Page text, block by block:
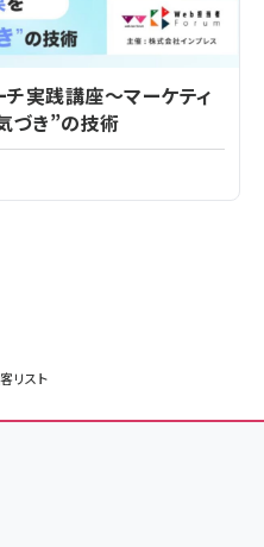
リスト
実践講座～マーケティ
づき”の技術